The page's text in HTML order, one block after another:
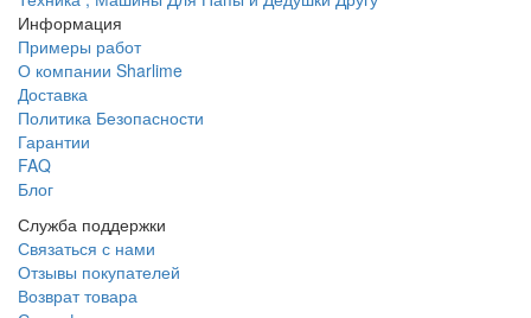
Информация
Примеры работ
О компании Sharlime
Доставка
Политика Безопасности
Гарантии
FAQ
Блог
Служба поддержки
Связаться с нами
Отзывы покупателей
Возврат товара